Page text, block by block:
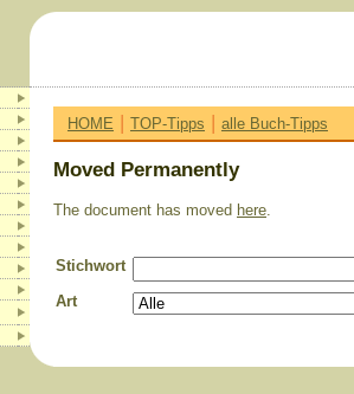
HOME | TOP-Tipps | alle Buch-Tipps
Moved Permanently
The document has moved here.
Stichwort
Art